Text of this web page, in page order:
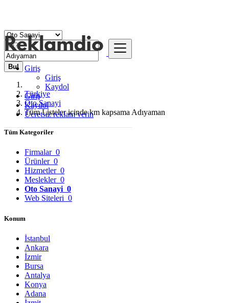
Giriş
Giriş
Kaydol
Giriş
Kaydol
Ücretsiz reklam verin
Bul
Türkiye
Oto Sanayi
Tüm Listeler içinde km kapsama Adıyaman
Tüm Kategoriler
Firmalar 0
Ürünler 0
Hizmetler 0
Meslekler 0
Oto Sanayi 0
Web Siteleri 0
Konum
İstanbul
Ankara
İzmir
Bursa
Antalya
Konya
Adana